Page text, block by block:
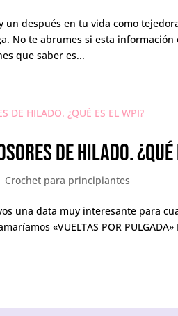
un después en tu vida como
No te abrumes si esta
que saber es...
DE HILADO.
Crochet para principiantes
una data muy interesante para
«VUELTAS POR